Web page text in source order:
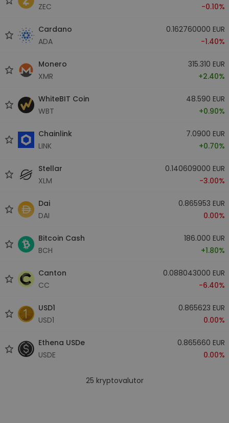
ZEC
-0.10%
Cardano
ADA
0.162760000 EUR
-1.40%
Monero
XMR
315.310 EUR
+2.40%
WhiteBIT Coin
WBT
48.590 EUR
+0.90%
Chainlink
LINK
7.0900 EUR
+0.70%
Stellar
XLM
0.140609000 EUR
-3.00%
Dai
DAI
0.865953 EUR
0.00%
Bitcoin Cash
BCH
186.000 EUR
+1.80%
Canton
CC
0.088043000 EUR
-6.40%
USD1
USD1
0.865623 EUR
0.00%
Ethena USDe
USDE
0.865660 EUR
0.00%
25 kryptovalutor